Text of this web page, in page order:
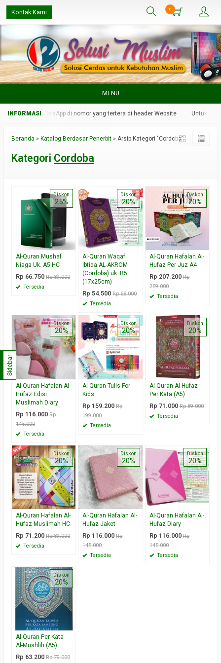
Kontak Kami 0
MENU
melalui WhatsApp di nomor yang tertera di header Website Untuk
Beranda » Katalog Berdasar Penerbit » Arsip Kategori "Cordoba"
Kategori Cordoba
Diskon
25%
Al-Quran Mushaf
Niaga Uk. A5 HC
Rp 66.750 Rp 89.000
Tersedia
Diskon
20%
Al-Quran Waqaf
Ibtida AL-AKROM
(Cordoba) uk. B5
(17x25cm)
Rp 54.500 Rp 68.000
Tersedia
Diskon
20%
Al-Quran Hafalan Al-
Hufaz Per Juz A4
Rp 207.200 Rp
259.000
Tersedia
Diskon
20%
Al-Quran Hafalan Al-
Hufaz Edisi
Muslimah Diary
Rp 116.000 Rp
145.000
Tersedia
Diskon
20%
Al-Quran Tulis For
Kids
Rp 159.200 Rp
199.000
Tersedia
Diskon
20%
Al-Quran Al-Hufaz
Per Kata (A5)
Rp 71.000 Rp 89.000
Tersedia
Diskon
20%
Al-Quran Hafalan Al-
Hufaz Muslimah HC
Rp 71.200 Rp 89.000
Tersedia
Diskon
20%
Al-Quran Hafalan Al-
Hufaz Jaket
Rp 116.000 Rp
145.000
Tersedia
Diskon
20%
Al-Quran Hafalan Al-
Hufaz Diary
Rp 116.000 Rp
145.000
Tersedia
Diskon
20%
Al-Quran Per Kata
Al-Mushlih (A5)
Rp 63.200 Rp 79.000
Sidebar